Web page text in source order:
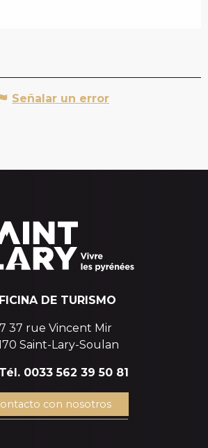
Señalar un error
DE TURISMO
37 rue Vincent Mir
Saint-Lary-Soulan
Tél. 0033 562 39 50 81
con nosotros